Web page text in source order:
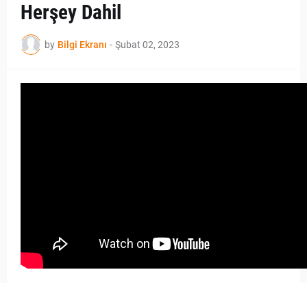
Herşey Dahil
by Bilgi Ekranı - Şubat 02, 2023